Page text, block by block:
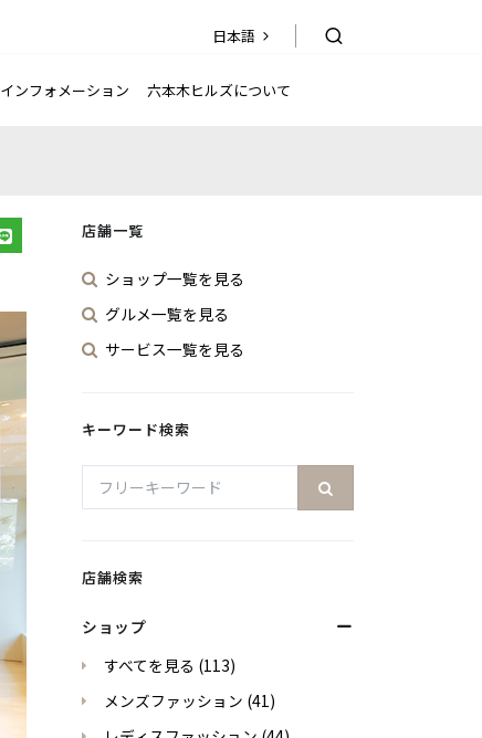
日本語 日本語
インフォメーション 六本木ヒルズについて
店舗一覧
ショップ一覧を見る
グルメ一覧を見る
サービス一覧を見る
キーワード検索
店舗検索
ショップ
すべてを見る (113)
メンズファッション (41)